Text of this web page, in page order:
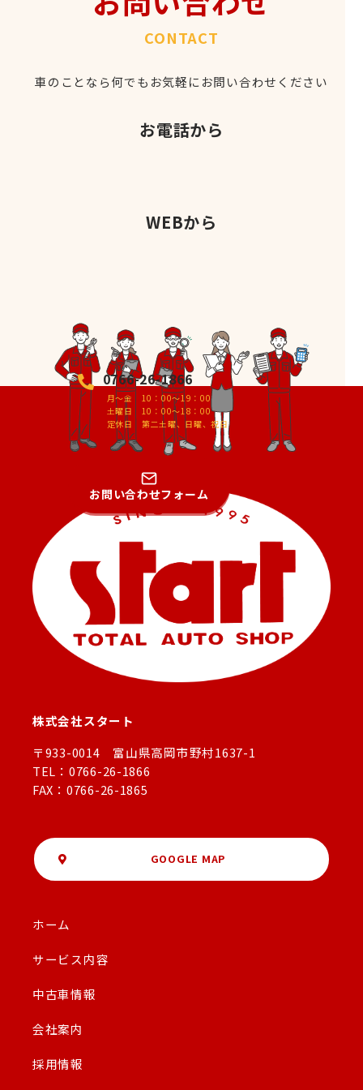
CONTACT
車のことなら何でもお気軽にお問い合わせください
お電話から
0766-26-1866
月～金 10：00～19：00
土曜日 10：00～18：00
定休日 第二土曜、日曜、祝日
WEBから
お問い合わせフォーム
株式会社スタート
〒933-0014 富山県高岡市野村1637-1
TEL：0766-26-1866
FAX：0766-26-1865
GOOGLE MAP
ホーム
サービス内容
中古車情報
会社案内
採用情報